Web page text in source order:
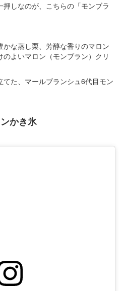
しなのが、こちらの「モンブラ
な蒸し栗、芳醇な香りのマロン
よいマロン（モンブラン）クリ
た、マールブランシュ6代目モン
かき氷